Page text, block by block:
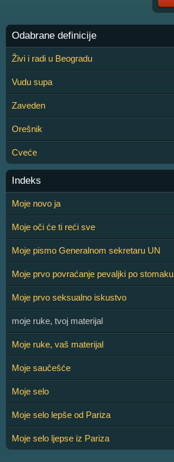
Odabrane definicije
Živi i radi u Beogradu
Vudu supa
Zaveden
Orešnik
Cveće
Indeks
Moje novo ja
Moje oči će ti reći sve
Moje pismo Generalnom sekretaru UN
Moje prvo povraćanje pevaljki po stomaku
Moje prvo seksualno iskustvo
moje ruke, tvoj materijal
Moje ruke, vaš materijal
Moje saučešće
Moje selo
Moje selo lepše od Pariza
Moje selo ljepse iz Pariza